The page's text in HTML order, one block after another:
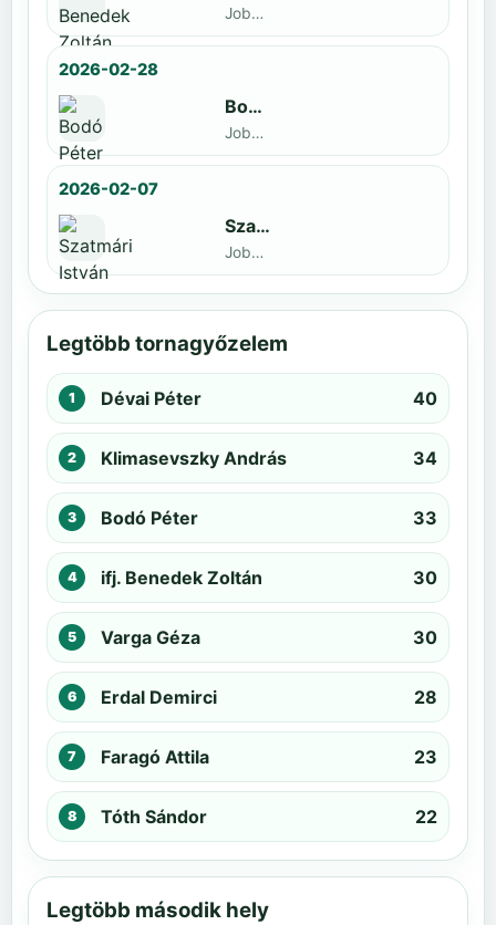
Jobbak · döntős: id. Benedek Zoltán
2026-02-28
Bodó Péter
Jobbak · döntős: Kocsó Sándor
2026-02-07
Szatmári István
Jobbak · döntős: Kiss Barnabás
Legtöbb tornagyőzelem
Dévai Péter 40
Klimasevszky András 34
Bodó Péter 33
ifj. Benedek Zoltán 30
Varga Géza 30
Erdal Demirci 28
Faragó Attila 23
Tóth Sándor 22
Legtöbb második hely